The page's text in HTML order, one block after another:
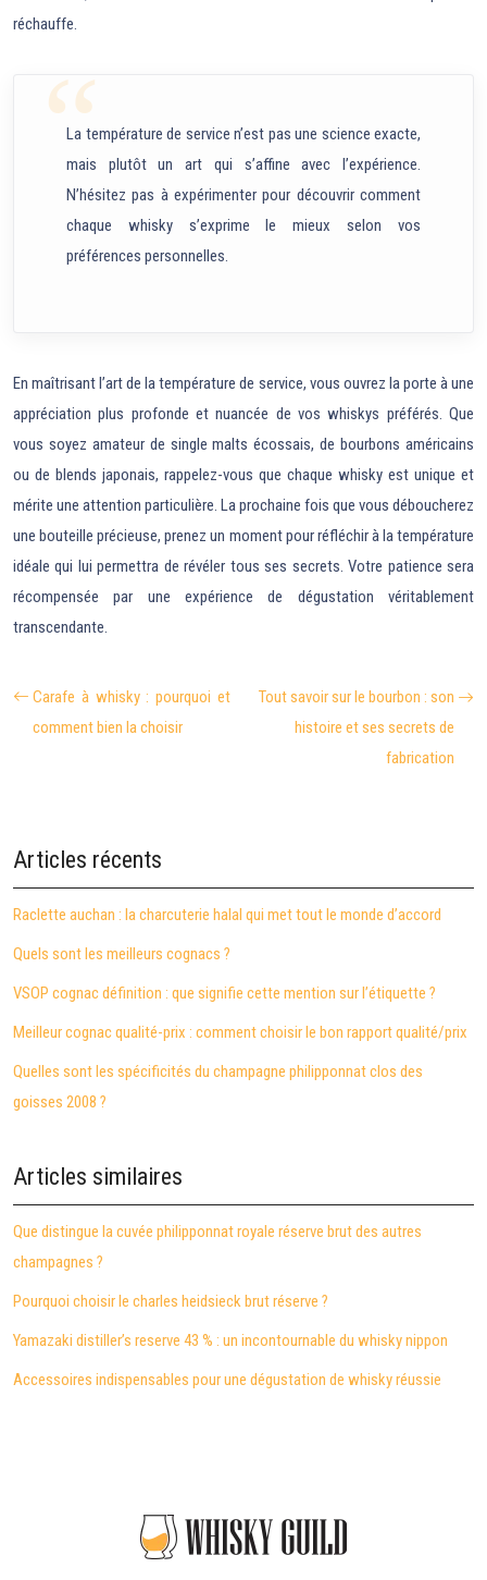
réchauffe.
La température de service n’est pas une science exacte,
mais plutôt un art qui s’affine avec l’expérience.
N’hésitez pas à expérimenter pour découvrir comment
chaque whisky s’exprime le mieux selon vos
préférences personnelles.
En maîtrisant l’art de la température de service, vous ouvrez la porte à une
appréciation plus profonde et nuancée de vos whiskys préférés. Que
vous soyez amateur de single malts écossais, de bourbons américains
ou de blends japonais, rappelez-vous que chaque whisky est unique et
mérite une attention particulière. La prochaine fois que vous déboucherez
une bouteille précieuse, prenez un moment pour réfléchir à la température
idéale qui lui permettra de révéler tous ses secrets. Votre patience sera
récompensée par une expérience de dégustation véritablement
transcendante.
Carafe à whisky : pourquoi et
comment bien la choisir
Tout savoir sur le bourbon : son
histoire et ses secrets de
fabrication
Articles récents
Raclette auchan : la charcuterie halal qui met tout le monde d’accord
Quels sont les meilleurs cognacs ?
VSOP cognac définition : que signifie cette mention sur l’étiquette ?
Meilleur cognac qualité-prix : comment choisir le bon rapport qualité/prix
Quelles sont les spécificités du champagne philipponnat clos des
goisses 2008 ?
Articles similaires
Que distingue la cuvée philipponnat royale réserve brut des autres
champagnes ?
Pourquoi choisir le charles heidsieck brut réserve ?
Yamazaki distiller’s reserve 43 % : un incontournable du whisky nippon
Accessoires indispensables pour une dégustation de whisky réussie